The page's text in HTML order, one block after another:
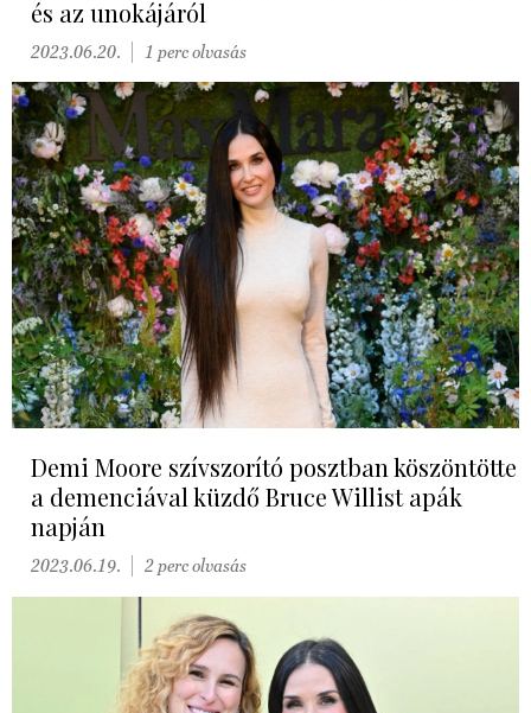
és az unokájáról
2023.06.20. 1 perc olvasás
Demi Moore szívszorító posztban köszöntötte
a demenciával küzdő Bruce Willist apák
napján
2023.06.19. 2 perc olvasás